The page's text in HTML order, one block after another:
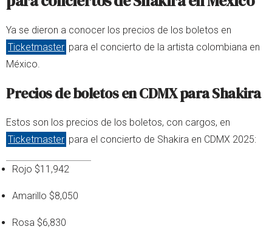
Ya se dieron a conocer los precios de los boletos en
Ticketmaster para el concierto de la artista colombiana en
México.
Precios de boletos en CDMX para Shakira
Estos son los precios de los boletos, con cargos, en
Ticketmaster para el concierto de Shakira en CDMX 2025:
Rojo $11,942
Amarillo $8,050
Rosa $6,830